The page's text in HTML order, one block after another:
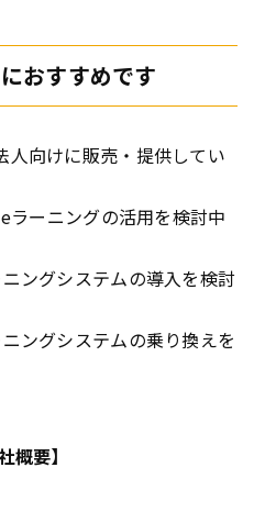
おすすめです
人向けに販売・提供してい
ラーニングの活用を検討中
ングシステムの導入を検討
ングシステムの乗り換えを
概要】